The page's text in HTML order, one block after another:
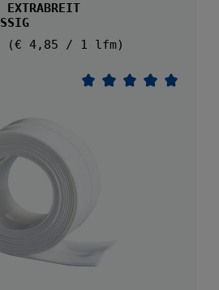
EXTRABREIT
(€ 4,85 / 1 lfm)